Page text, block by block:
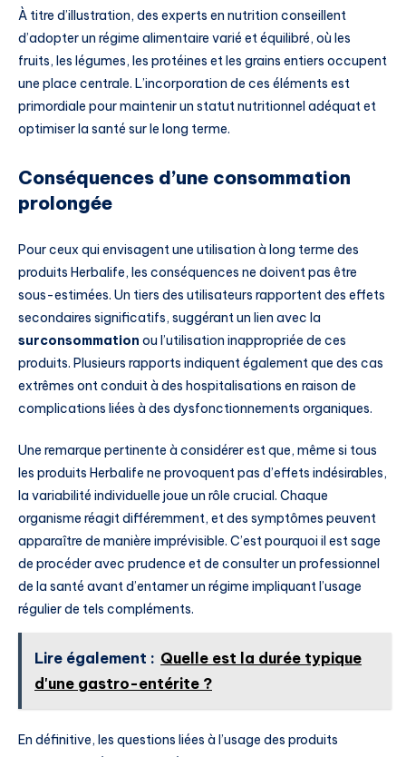
À titre d’illustration, des experts en nutrition conseillent
d’adopter un régime alimentaire varié et équilibré, où les
fruits, les légumes, les protéines et les grains entiers occupent
une place centrale. L’incorporation de ces éléments est
primordiale pour maintenir un statut nutritionnel adéquat et
optimiser la santé sur le long terme.
Conséquences d’une consommation
prolongée
Pour ceux qui envisagent une utilisation à long terme des
produits Herbalife, les conséquences ne doivent pas être
sous-estimées. Un tiers des utilisateurs rapportent des effets
secondaires significatifs, suggérant un lien avec la
surconsommation ou l’utilisation inappropriée de ces
produits. Plusieurs rapports indiquent également que des cas
extrêmes ont conduit à des hospitalisations en raison de
complications liées à des dysfonctionnements organiques.
Une remarque pertinente à considérer est que, même si tous
les produits Herbalife ne provoquent pas d’effets indésirables,
la variabilité individuelle joue un rôle crucial. Chaque
organisme réagit différemment, et des symptômes peuvent
apparaître de manière imprévisible. C’est pourquoi il est sage
de procéder avec prudence et de consulter un professionnel
de la santé avant d’entamer un régime impliquant l’usage
régulier de tels compléments.
Lire également : Quelle est la durée typique
d'une gastro-entérite ?
En définitive, les questions liées à l’usage des produits